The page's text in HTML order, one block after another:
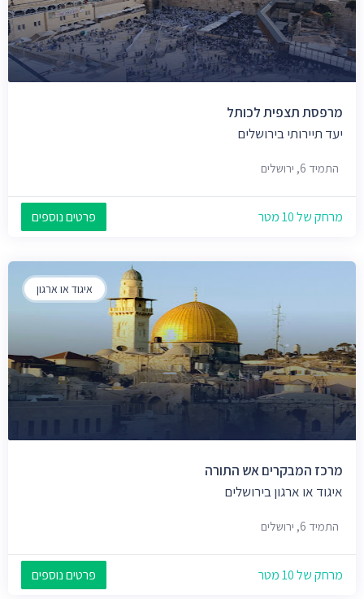
מרפסת תצפית לכותל
יעד תיירותי בירושלים
התמיד 6, ירושלים
מרחק של 10 מטר פרטים נוספים
איגוד או ארגון
מרכז המבקרים אש התורה
איגוד או ארגון בירושלים
התמיד 6, ירושלים
מרחק של 10 מטר פרטים נוספים